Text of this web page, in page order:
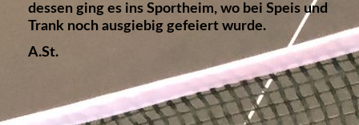
dessen ging es ins Sportheim, wo bei Speis und
Trank noch ausgiebig gefeiert wurde.
A.St.